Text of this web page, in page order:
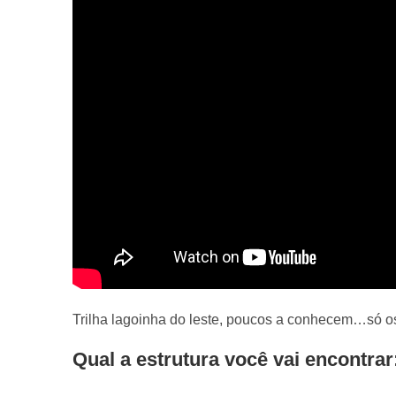
Trilha lagoinha do leste, poucos a conhecem…só
Qual a estrutura você vai